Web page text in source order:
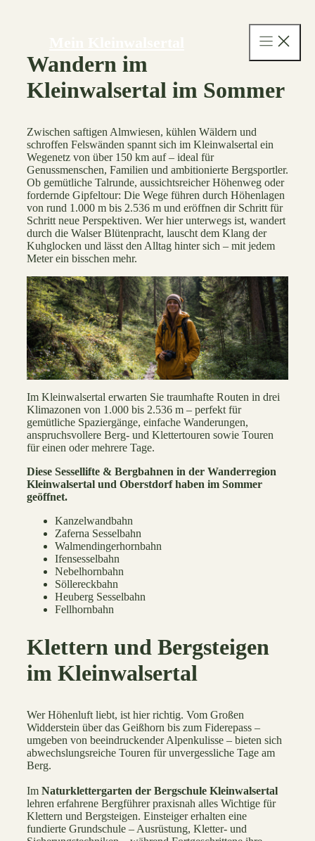
Wandern im
Kleinwalsertal im Sommer
Zwischen saftigen Almwiesen, kühlen Wäldern und
schroffen Felswänden spannt sich im Kleinwalsertal ein
Wegenetz von über 150 km auf – ideal für
Genussmenschen, Familien und ambitionierte Bergsportler.
Ob gemütliche Talrunde, aussichtsreicher Höhenweg oder
fordernde Gipfeltour: Die Wege führen durch Höhenlagen
von rund 1.000 m bis 2.536 m und eröffnen dir Schritt für
Schritt neue Perspektiven. Wer hier unterwegs ist, wandert
durch die Walser Blütenpracht, lauscht dem Klang der
Kuhglocken und lässt den Alltag hinter sich – mit jedem
Meter ein bisschen mehr.
Im Kleinwalsertal erwarten Sie traumhafte Routen in drei
Klimazonen von 1.000 bis 2.536 m – perfekt für
gemütliche Spaziergänge, einfache Wanderungen,
anspruchsvollere Berg- und Klettertouren sowie Touren
für einen oder mehrere Tage.
Diese Sessellifte & Bergbahnen in der Wanderregion
Kleinwalsertal und Oberstdorf haben im Sommer
geöffnet.
Kanzelwandbahn
Zaferna Sesselbahn
Walmendingerhornbahn
Ifensesselbahn
Nebelhornbahn
Söllereckbahn
Heuberg Sesselbahn
Fellhornbahn
Klettern und Bergsteigen
im Kleinwalsertal
Wer Höhenluft liebt, ist hier richtig. Vom Großen
Widderstein über das Geißhorn bis zum Fiderepass –
umgeben von beeindruckender Alpenkulisse – bieten sich
abwechslungsreiche Touren für unvergessliche Tage am
Berg.
Im Naturklettergarten der Bergschule Kleinwalsertal
lehren erfahrene Bergführer praxisnah alles Wichtige für
Klettern und Bergsteigen. Einsteiger erhalten eine
fundierte Grundschule – Ausrüstung, Kletter- und